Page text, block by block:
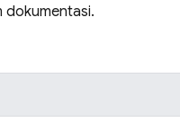
dokumentasi.